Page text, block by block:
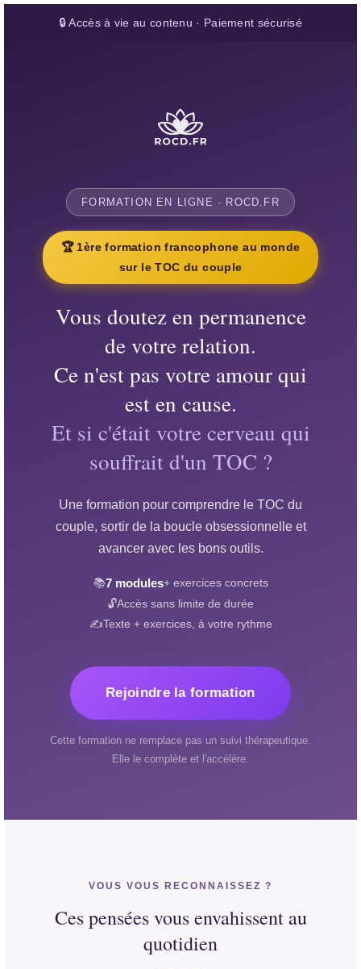
🔒 Accès à vie au contenu · Paiement sécurisé
FORMATION EN LIGNE · ROCD.FR
🏆 1ère formation francophone au monde
sur le TOC du couple
Vous doutez en permanence
de votre relation.
Ce n'est pas votre amour qui
est en cause.
Et si c'était votre cerveau qui
souffrait d'un TOC ?
Une formation pour comprendre le TOC du
couple, sortir de la boucle obsessionnelle et
avancer avec les bons outils.
📚7 modules+ exercices concrets
🔓Accès sans limite de durée
✍️Texte + exercices, à votre rythme
Rejoindre la formation
Cette formation ne remplace pas un suivi thérapeutique.
Elle le complète et l'accélère.
VOUS VOUS RECONNAISSEZ ?
Ces pensées vous envahissent au
quotidien